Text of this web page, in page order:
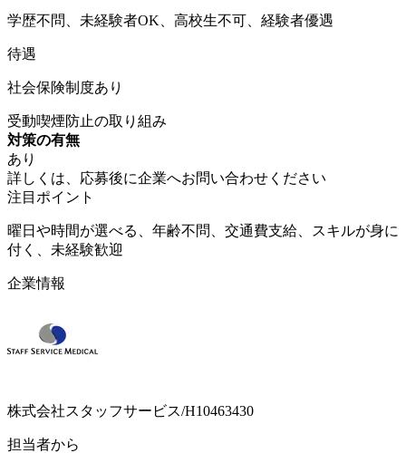
学歴不問、未経験者OK、高校生不可、経験者優遇
待遇
社会保険制度あり
受動喫煙防止の取り組み
対策の有無
あり
詳しくは、応募後に企業へお問い合わせください
注目ポイント
曜日や時間が選べる、年齢不問、交通費支給、スキルが身に
付く、未経験歓迎
企業情報
株式会社スタッフサービス/H10463430
担当者から